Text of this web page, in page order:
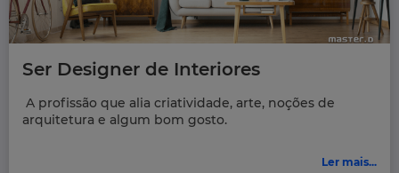
Ser Designer de Interiores
A profissão que alia criatividade, arte, noções de
arquitetura e algum bom gosto.
Ler mais...